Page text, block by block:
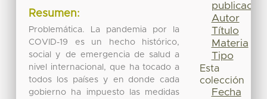
Resumen:
Problemática. La pandemia por la
COVID-19 es un hecho histórico,
social y de emergencia de salud a
nivel internacional, que ha tocado a
todos los países y en donde cada
gobierno ha impuesto las medidas
publicación
Autor
Título
Materia
Tipo
Esta
colección
Fecha